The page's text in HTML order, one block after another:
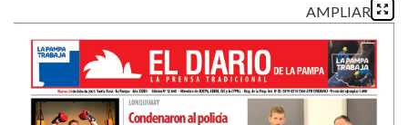
AMPLIAR